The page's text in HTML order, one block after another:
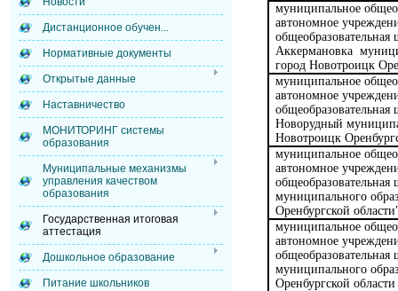
Дистанционное обучен...
Нормативные документы
Открытые данные
Наставничество
МОНИТОРИНГ системы
образования
Муниципальные механизмы
управления качеством
образования
Государственная итоговая
аттестация
Дошкольное образование
Питание школьников
муниципальное
автономное
Аккермановка
город Новотроицк
муниципальное
автономное
Новорудный
Новотроицк
муниципальное
автономное
муниципального
Оренбургской
муниципальное
автономное
муниципального
Оренбургской